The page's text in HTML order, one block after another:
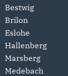
Bestwig
Brilon
Eslohe
Hallenberg
Marsberg
Medebach